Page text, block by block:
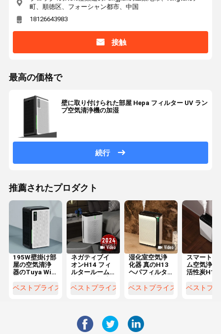
町、順徳区、フォーシャン都市、中国
18126643983
接触
最高の価格で
壁に取り付けられた部屋 Hepa フィルター UV ラン
プ空気清浄機の加湿
続行
推薦されたプロダクト
195W壁掛け部
屋の空気清浄
器のTuya WiFi
湿器
ベストプライス
ネガティブイ
オンH14 フィ
ルタールーム
性能
ベストプライス
湿化室空気浄
化器 真のH13
ヘパフィルタ
ク容量
ベストプライス
スマートル
ム空気浄化
活性炭H13
WiFi制御
ベストプ